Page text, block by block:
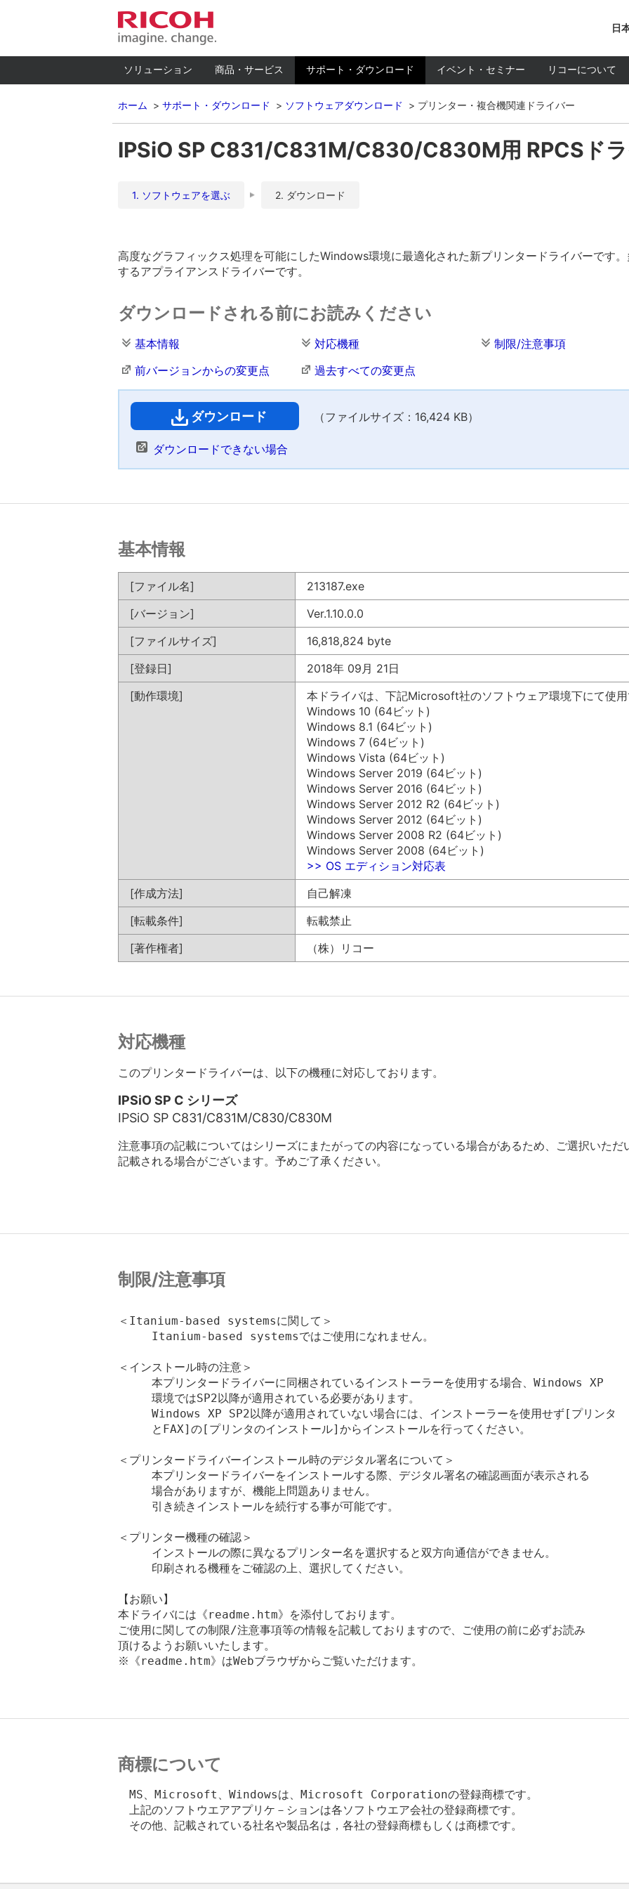
日
ソリューション 商品・サービス サポート・ダウンロード イベント・セミナー リコーについて
ホーム サポート・ダウンロード ソフトウェアダウンロード プリンター・複合機関連ドライバー
IPSiO SP C831/C831M/C830/C830M用 RPCSドラ
1. ソフトウェアを選ぶ 2. ダウンロード
高度なグラフィックス処理を可能にしたWindows環境に最適化された新プリンタードライバーです
するアプライアンスドライバーです。
ダウンロードされる前にお読みください
基本情報 対応機種 制限/注意事項
前バージョンからの変更点
過去すべての変更点
ダウンロード （ファイルサイズ：16,424 KB）
ダウンロードできない場合
基本情報
[ファイル名]
213187.exe
[バージョン]
Ver.1.10.0.0
[ファイルサイズ]
16,818,824 byte
[登録日]
2018年 09月 21日
[動作環境]
本ドライバは、下記Microsoft社のソフトウェア環境下にて使用
Windows 10 (64ビット)
Windows 8.1 (64ビット)
Windows 7 (64ビット)
Windows Vista (64ビット)
Windows Server 2019 (64ビット)
Windows Server 2016 (64ビット)
Windows Server 2012 R2 (64ビット)
Windows Server 2012 (64ビット)
Windows Server 2008 R2 (64ビット)
Windows Server 2008 (64ビット)
>> OS エディション対応表
[作成方法]
自己解凍
[転載条件]
転載禁止
[著作権者]
（株）リコー
対応機種
このプリンタードライバーは、以下の機種に対応しております。
IPSiO SP C シリーズ
IPSiO SP C831/C831M/C830/C830M
注意事項の記載についてはシリーズにまたがっての内容になっている場合があるため、ご選択いた
記載される場合がございます。予めご了承ください。
制限/注意事項
＜Itanium-based systemsに関して＞
Itanium-based systemsではご使用になれません。
＜インストール時の注意＞
本プリンタードライバーに同梱されているインストーラーを使用する場合、Windows XP
環境ではSP2以降が適用されている必要があります。
Windows XP SP2以降が適用されていない場合には、インストーラーを使用せず[プリンタ
とFAX]の[プリンタのインストール]からインストールを行ってください。
＜プリンタードライバーインストール時のデジタル署名について＞
本プリンタードライバーをインストールする際、デジタル署名の確認画面が表示される
場合がありますが、機能上問題ありません。
引き続きインストールを続行する事が可能です。
＜プリンター機種の確認＞
インストールの際に異なるプリンター名を選択すると双方向通信ができません。
印刷される機種をご確認の上、選択してください。
【お願い】
本ドライバには《readme.htm》を添付しております。
ご使用に関しての制限/注意事項等の情報を記載しておりますので、ご使用の前に必ずお読み
頂けるようお願いいたします。
※《readme.htm》はWebブラウザからご覧いただけます。
商標について
MS、Microsoft、Windowsは、Microsoft Corporationの登録商標です。
上記のソフトウエアアプリケ－ションは各ソフトウエア会社の登録商標です。
その他、記載されている社名や製品名は，各社の登録商標もしくは商標です。